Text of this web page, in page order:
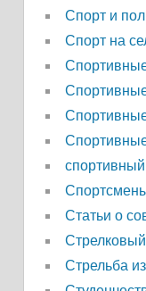
Спорт и
Спорт на
Статьи о
Стрельба